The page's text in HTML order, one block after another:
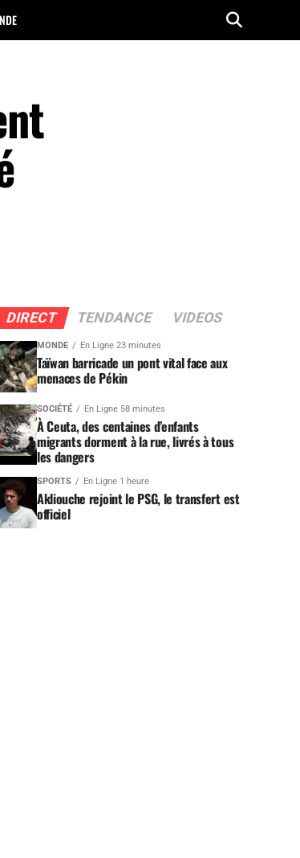
DIRECT TENDANCE VIDEOS
MONDE En Ligne 23 minutes
Taïwan barricade un pont vital face aux
menaces de Pékin
SOCIÉTÉ En Ligne 58 minutes
À Ceuta, des centaines d’enfants
migrants dorment à la rue, livrés à tous
les dangers
SPORTS En Ligne 1 heure
Akliouche rejoint le PSG, le transfert est
officiel